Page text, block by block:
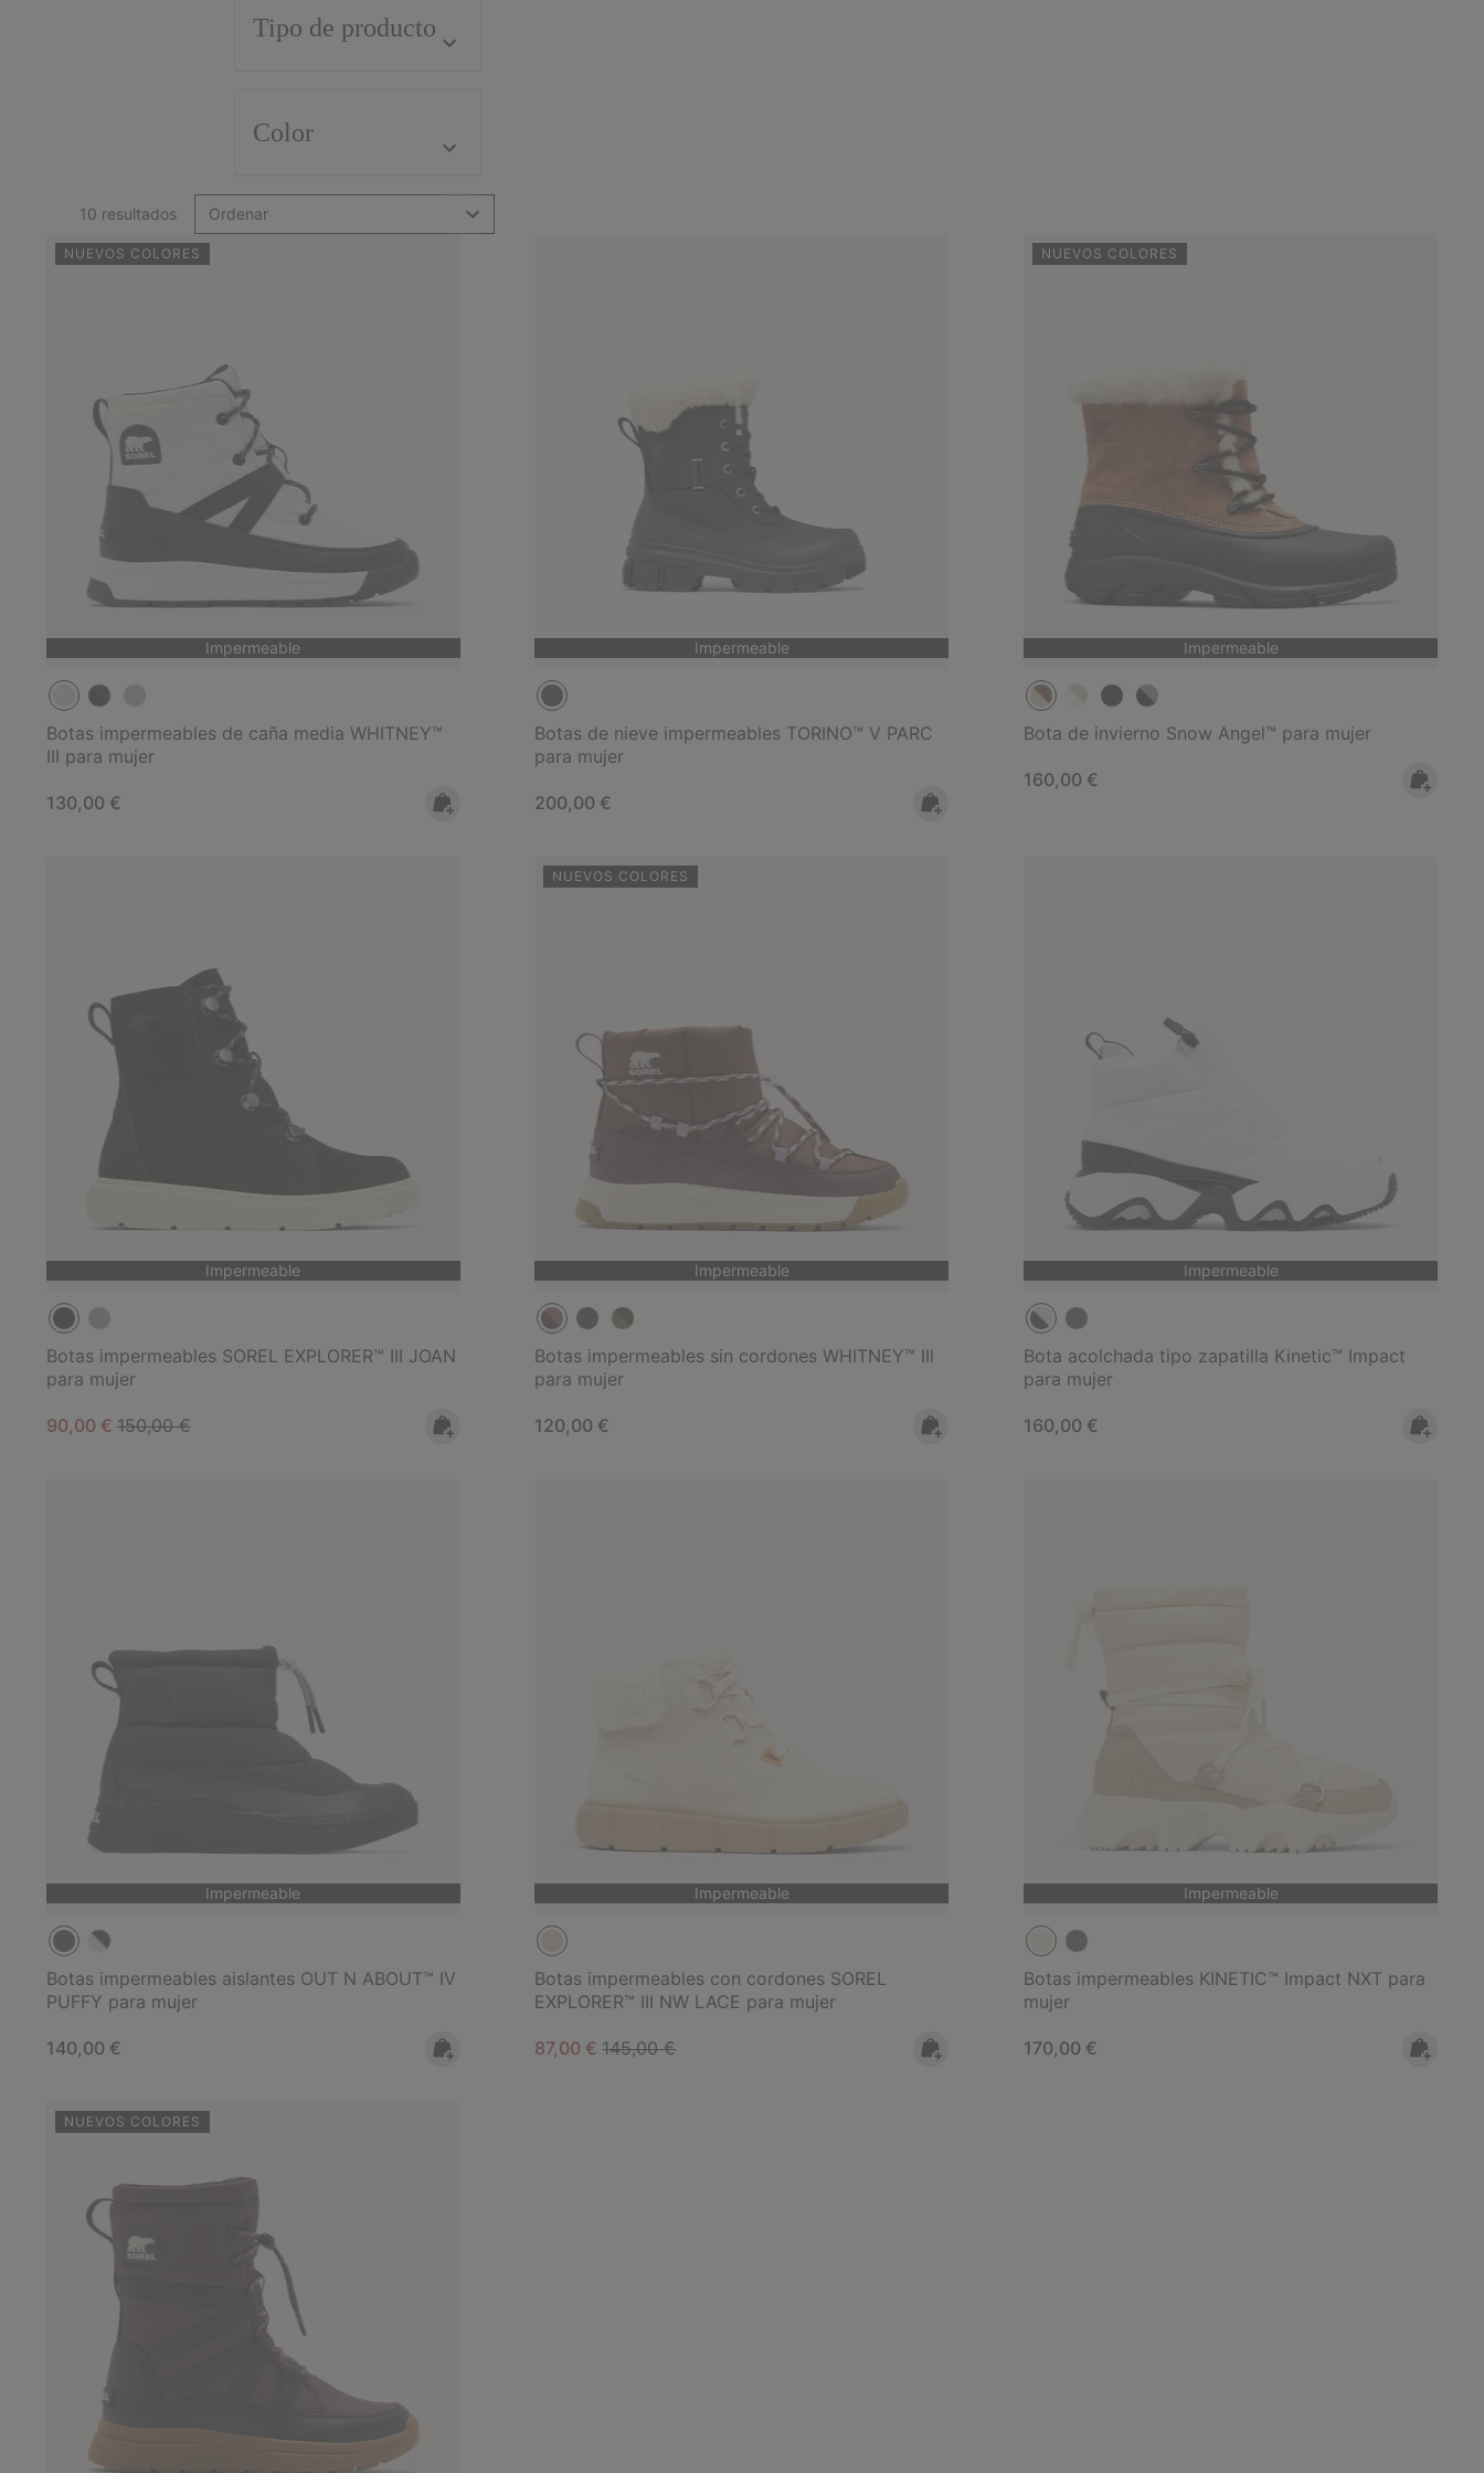
Tipo de producto
Color
10 resultados Ordenar
NUEVOS COLORES
Impermeable
Botas impermeables de caña media WHITNEY™
III para mujer
Regular price:
130,00 €
Impermeable
Botas de nieve impermeables TORINO™ V PARC
para mujer
Regular price:
200,00 €
NUEVOS COLORES
Impermeable
Bota de invierno Snow Angel™ para mujer
Regular price:
160,00 €
Impermeable
Botas impermeables SOREL EXPLORER™ III JOAN
para mujer
Sale price:
90,00 € Regular price:
150,00 €
NUEVOS COLORES
Impermeable
Botas impermeables sin cordones WHITNEY™ IIl
para mujer
Regular price:
120,00 €
Impermeable
Bota acolchada tipo zapatilla Kinetic™ Impact
para mujer
Regular price:
160,00 €
Impermeable
Botas impermeables aislantes OUT N ABOUT™ IV
PUFFY para mujer
Regular price:
140,00 €
Impermeable
Botas impermeables con cordones SOREL
EXPLORER™ III NW LACE para mujer
Sale price:
87,00 €Regular price:
145,00 €
Impermeable
Botas impermeables KINETIC™ Impact NXT para
mujer
Regular price:
170,00 €
NUEVOS COLORES